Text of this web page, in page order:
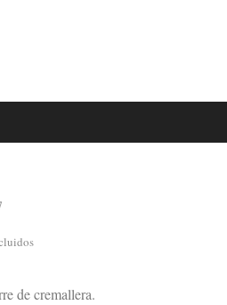
de cremallera.